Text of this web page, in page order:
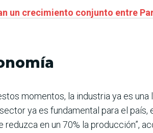
un crecimiento conjunto entre
momentos, la industria ya es
ya es fundamental para el
en un 70% la producción”,